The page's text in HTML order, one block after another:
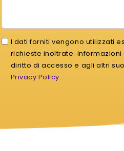
I dati forniti vengono utilizzati
richieste inoltrate.
diritto di accesso e agli altri
Privacy Policy.